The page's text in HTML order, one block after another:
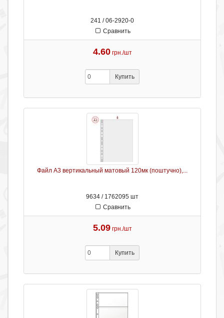
241 / 06-2920-0
Сравнить
4.60 грн./шт
Купить
Файл А3 вертикальный матовый 120мк (поштучно),...
9634 / 1762095 шт
Сравнить
5.09 грн./шт
Купить